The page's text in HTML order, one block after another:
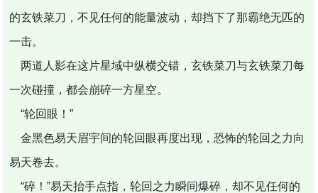
的玄铁菜刀，不见任何的能量波动，却挡下了那霸绝无匹的
一击。
两道人影在这片星域中纵横交错，玄铁菜刀与玄铁菜刀每
一次碰撞，都会崩碎一方星空。
“轮回眼！”
金黑色易天眉宇间的轮回眼再度出现，恐怖的轮回之力向
易天卷去。
“碎！”易天抬手点指，轮回之力瞬间爆碎，却不见任何的